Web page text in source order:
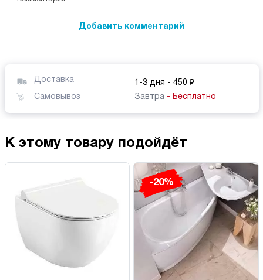
Добавить комментарий
Доставка 1-3 дня - 450 ₽
Самовывоз
Завтра - Бесплатно
К этому товару подойдёт
-20%